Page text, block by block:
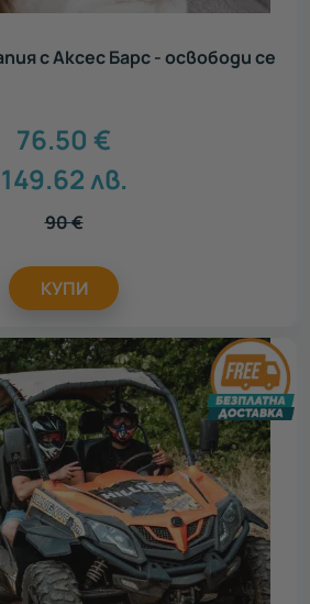
с Аксес Барс - освободи се
76.50 €
149.62лв.
90€
КУПИ